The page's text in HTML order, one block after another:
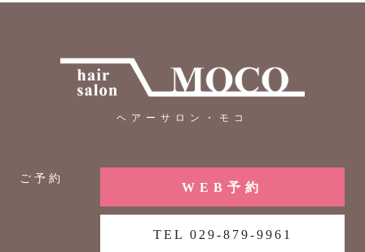
ヘアーサロン・モコ
ご予約
WEB予約
TEL 029-879-9961